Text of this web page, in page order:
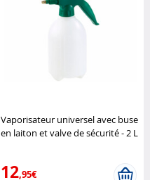
Vaporisateur universel avec buse
en laiton et valve de sécurité - 2 L
12,95€